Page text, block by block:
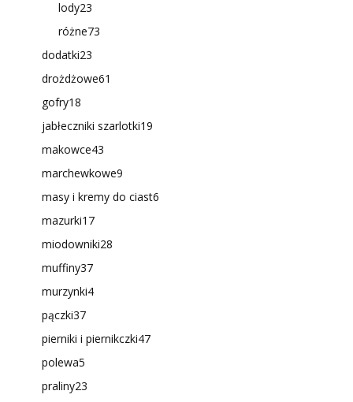
lody23
różne73
dodatki23
drożdżowe61
gofry18
jabłeczniki szarlotki19
makowce43
marchewkowe9
masy i kremy do ciast6
mazurki17
miodowniki28
muffiny37
murzynki4
pączki37
pierniki i piernikczki47
polewa5
praliny23